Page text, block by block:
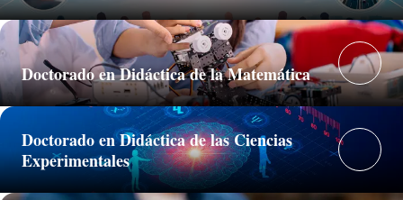
Doctorado en Didáctica de la Matemática
Doctorado en Didáctica de las Ciencias
Experimentales